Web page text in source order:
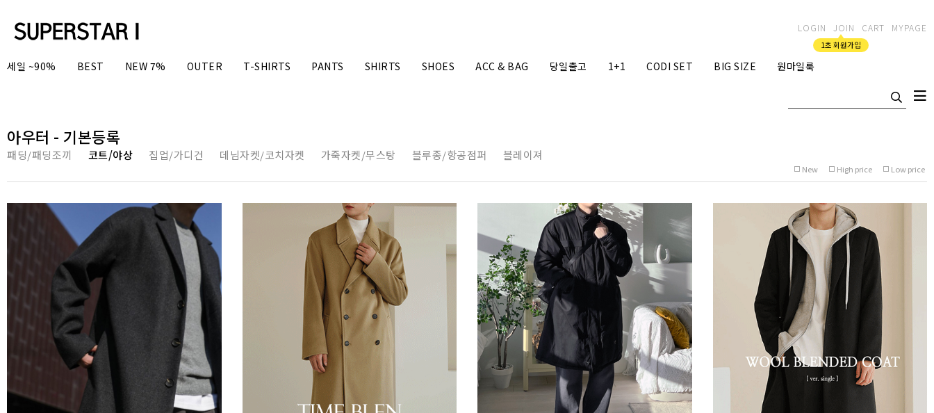
LOGIN JOIN
1초 회원가입
CART MYPAGE
세일 ~90% BEST NEW 7% OUTER T-SHIRTS PANTS SHIRTS SHOES ACC & BAG 당일출고 1+1 CODI SET BIG SIZE 원마일룩
아우터 - 기본등록
패딩/패딩조끼 코트/야상 집업/가디건 데님자켓/코치자켓 가죽자켓/무스탕 블루종/항공점퍼 블레이져
New High price Low price